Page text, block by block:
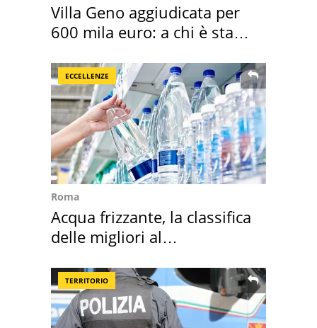
Villa Geno aggiudicata per
600 mila euro: a chi è stata
ECCELLENZE
Roma
Acqua frizzante, la classifica
delle migliori al
TERRITORIO